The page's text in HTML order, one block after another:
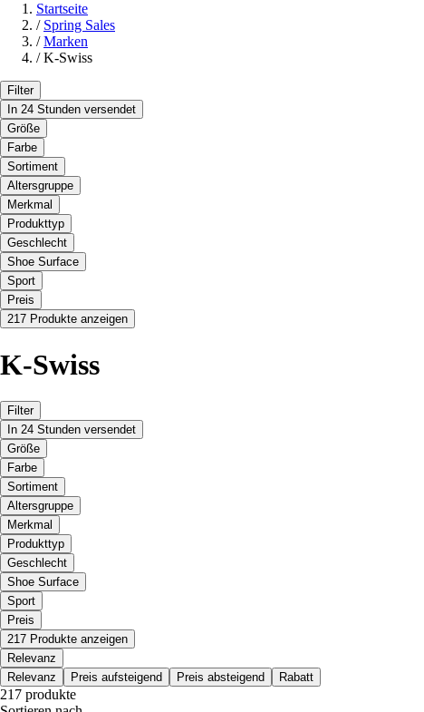
Startseite
/ Spring Sales
/ Marken
/ K-Swiss
Filter
In 24 Stunden versendet
Größe
Farbe
Sortiment
Altersgruppe
Merkmal
Produkttyp
Geschlecht
Shoe Surface
Sport
Preis
217 Produkte anzeigen
K-Swiss
Filter
In 24 Stunden versendet
Größe
Farbe
Sortiment
Altersgruppe
Merkmal
Produkttyp
Geschlecht
Shoe Surface
Sport
Preis
217 Produkte anzeigen
Relevanz
Relevanz
Preis aufsteigend Preis absteigend Rabatt
217 produkte